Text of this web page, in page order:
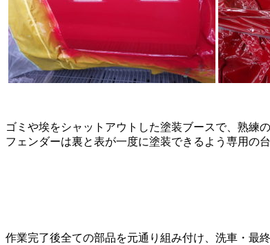
ゴミや埃をシャットアウトした塗装ブースで、熟練
フェンダーは裏と表が一度に塗装できるよう専用の
作業完了後全ての部品を元通り組み付け、洗車・最